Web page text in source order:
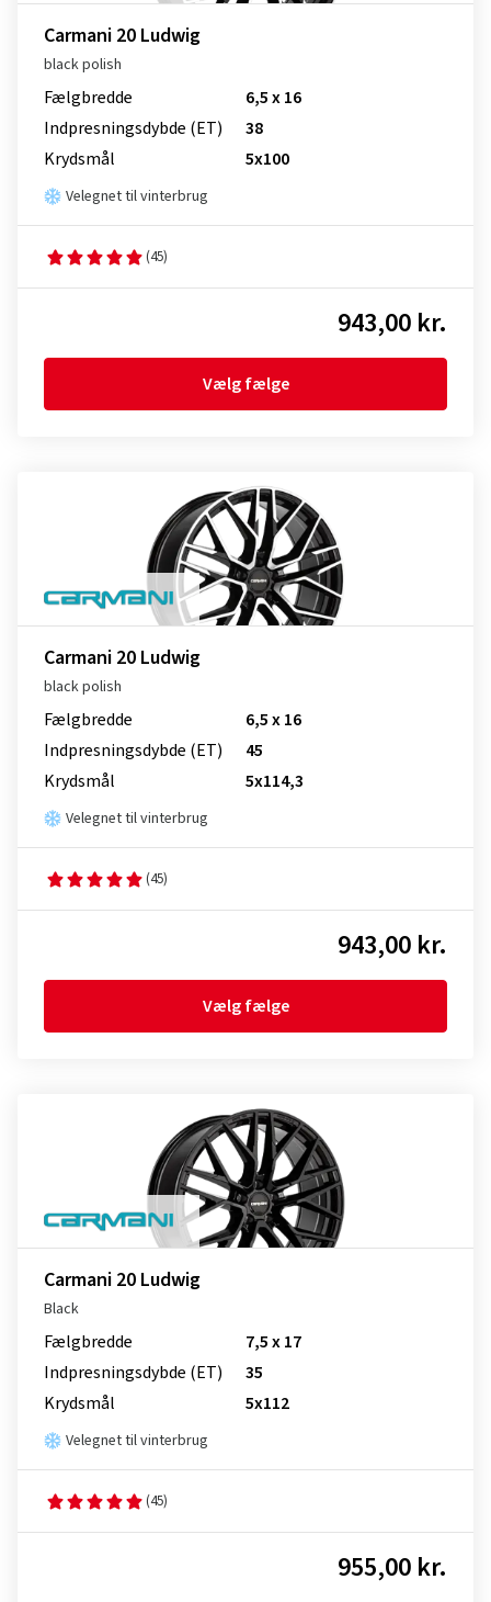
Carmani 20 Ludwig
black polish
Fælgbredde
6,5 x 16
Indpresnings­dybde (ET)
38
Krydsmål
5x100
Velegnet til vinterbrug
(45)
943,00 kr.
Vælg fælge
Carmani 20 Ludwig
black polish
Fælgbredde
6,5 x 16
Indpresnings­dybde (ET)
45
Krydsmål
5x114,3
Velegnet til vinterbrug
(45)
943,00 kr.
Vælg fælge
Carmani 20 Ludwig
Black
Fælgbredde
7,5 x 17
Indpresnings­dybde (ET)
35
Krydsmål
5x112
Velegnet til vinterbrug
(45)
955,00 kr.